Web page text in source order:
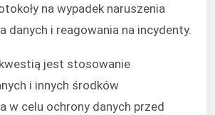
na wypadek naruszenia
danych i reagowania na incydenty.
jest stosowanie
i innych środków
w celu ochrony danych przed